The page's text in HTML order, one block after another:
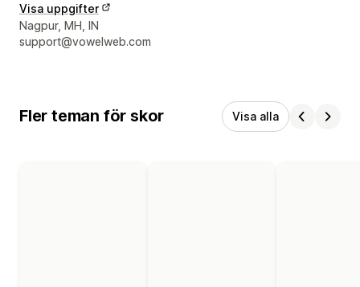
Visa uppgifter
Designerns kontaktuppgifter
Nagpur, MH, IN
support@vowelweb.com
Fler teman för skor Visa alla